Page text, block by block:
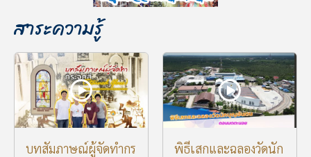
สาระความรู้
บทสัมภาษณ์ผู้จัดทำกร
พิธีเสกและฉลองวัดนัก